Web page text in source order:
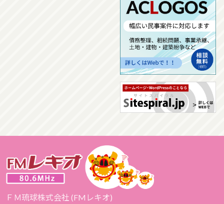
ＦＭ琉球株式会社 (FMレキオ)